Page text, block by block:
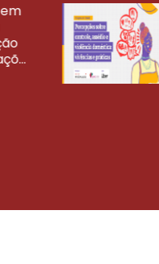
VEJA MAIS